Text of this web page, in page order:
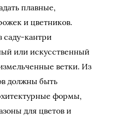
плавные,
и цветников.
саду-кантри
или искусственный
ветки. Из
должны быть
формы,
для цветов и